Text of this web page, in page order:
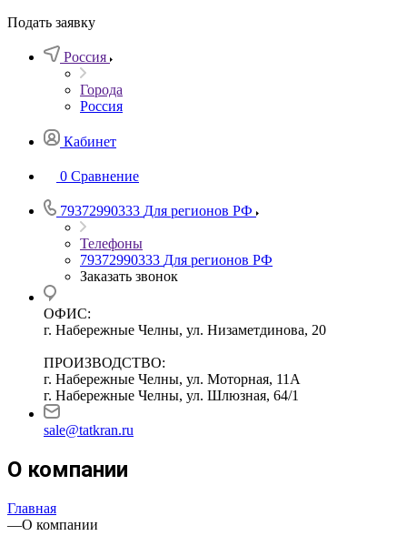
Подать заявку
Россия
Города
Россия
Кабинет
0 Сравнение
79372990333 Для регионов РФ
Телефоны
79372990333 Для регионов РФ
Заказать звонок
ОФИС:
г. Набережные Челны, ул. Низаметдинова, 20
ПРОИЗВОДСТВО:
г. Набережные Челны, ул. Моторная, 11А
г. Набережные Челны, ул. Шлюзная, 64/1
sale@tatkran.ru
О компании
Главная
—О компании